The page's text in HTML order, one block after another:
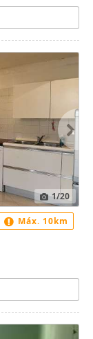
1/20
Máx. 10km